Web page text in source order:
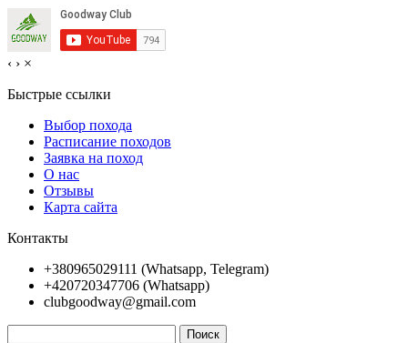
‹ › ×
Быстрые ссылки
Выбор похода
Расписание походов
Заявка на поход
О нас
Отзывы
Карта сайта
Контакты
+380965029111 (Whatsapp, Telegram)
+420720347706 (Whatsapp)
clubgoodway@gmail.com